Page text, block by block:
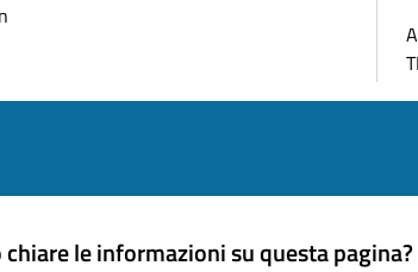
le informazioni su questa pagina?